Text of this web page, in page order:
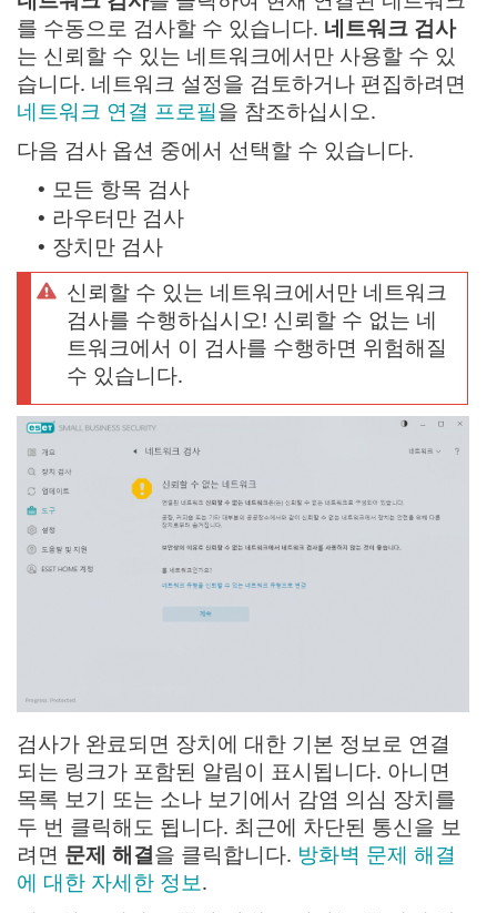
를 수동으로 검사할 수 있습니다. 네트워크 검사
는 신뢰할 수 있는 네트워크에서만 사용할 수 있
습니다. 네트워크 설정을 검토하거나 편집하려면
네트워크 연결 프로필을 참조하십시오.
다음 검사 옵션 중에서 선택할 수 있습니다.
• 모든 항목 검사
• 라우터만 검사
• 장치만 검사
신뢰할 수 있는 네트워크에서만 네트워크
검사를 수행하십시오! 신뢰할 수 없는 네
트워크에서 이 검사를 수행하면 위험해질
수 있습니다.
검사가 완료되면 장치에 대한 기본 정보로 연결
되는 링크가 포함된 알림이 표시됩니다. 아니면
목록 보기 또는 소나 보기에서 감염 의심 장치를
두 번 클릭해도 됩니다. 최근에 차단된 통신을 보
려면 문제 해결을 클릭합니다. 방화벽 문제 해결
에 대한 자세한 정보.